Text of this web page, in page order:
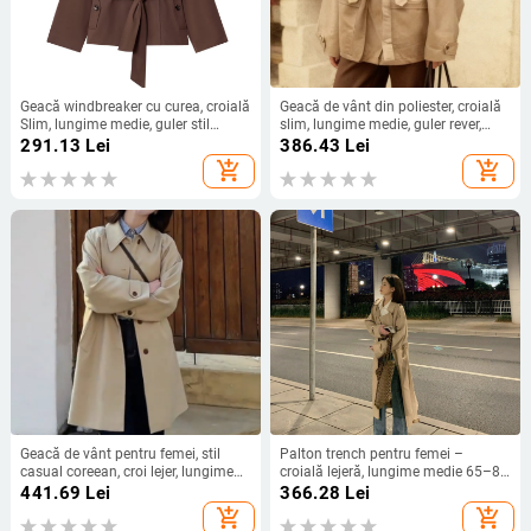
Geacă windbreaker cu curea, croială
Slim, lungime medie, guler stil
sacou, mâneci lungi
291.13 Lei
add_shopping_cart
Geacă de vânt din poliester, croială
slim, lungime medie, guler rever,
închidere cu fermoar
386.43 Lei
add_shopping_cart
Geacă de vânt pentru femei, stil
casual coreean, croi lejer, lungime
medie 65–80 cm, amestec bumbac-
mâneci Raglan
441.69 Lei
add_shopping_cart
Palton trench pentru femei –
croială lejeră, lungime medie 65–80
cm, poliester, guler tip sacou
366.28 Lei
add_shopping_cart